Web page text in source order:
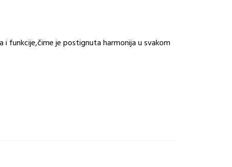
i funkcije,čime je postignuta harmonija u svakom